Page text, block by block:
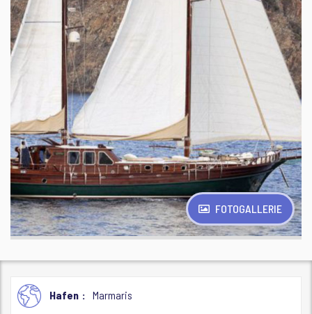
FOTOGALLERIE
Hafen Marmaris